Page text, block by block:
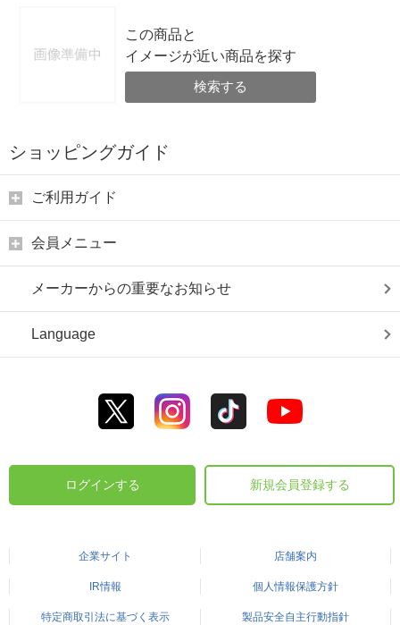
この商品と
イメージが近い商品を探す
検索する
ショッピングガイド
ご利用ガイド
会員メニュー
メーカーからの重要なお知らせ
Language
ログインする 新規会員登録する
企業サイト 店舗案内
IR情報 個人情報保護方針
特定商取引法に基づく表示 製品安全自主行動指針